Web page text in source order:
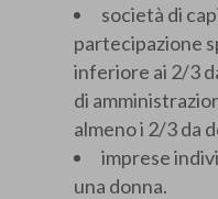
società di
partecipazione
inferiore ai 2/3
di
almeno i 2/3 da
imprese
una donna.